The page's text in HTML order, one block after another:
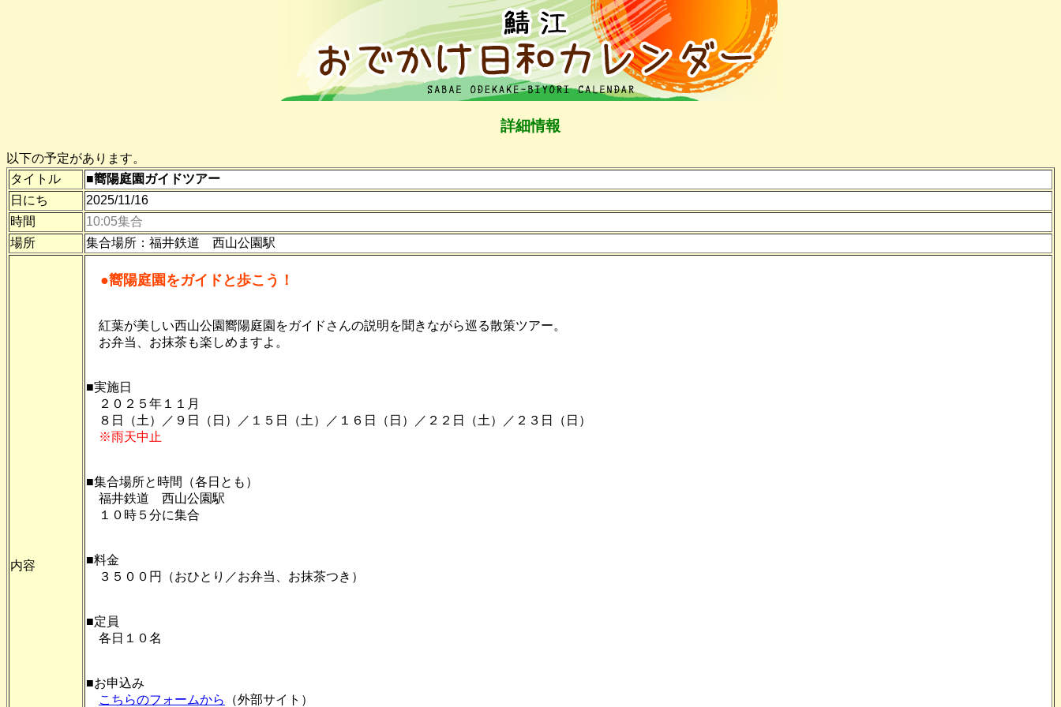
詳細情報
以下の予定があります。
タイトル
■嚮陽庭園ガイドツアー
日にち
2025/11/16
時間
10:05集合
場所
集合場所：福井鉄道 西山公園駅
内容
●嚮陽庭園をガイドと歩こう！
紅葉が美しい西山公園嚮陽庭園をガイドさんの説明を聞きながら巡る散策ツアー。
お弁当、お抹茶も楽しめますよ。
■実施日
２０２５年１１月
８日（土）／９日（日）／１５日（土）／１６日（日）／２２日（土）／２３日（日）
※雨天中止
■集合場所と時間（各日とも）
福井鉄道 西山公園駅
１０時５分に集合
■料金
３５００円（おひとり／お弁当、お抹茶つき）
■定員
各日１０名
■お申込み
こちらのフォームから
（外部サイト）